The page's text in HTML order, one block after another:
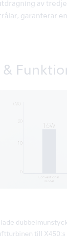
av
garanterar
&
till X450:s